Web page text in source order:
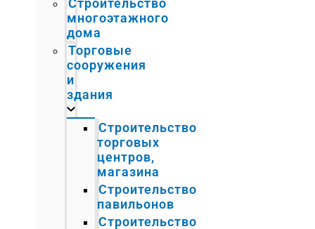
Строительство
многоэтажного
дома
Торговые
сооружения
и
здания
Строительство
торговых
центров,
магазина
Строительство
павильонов
Строительство